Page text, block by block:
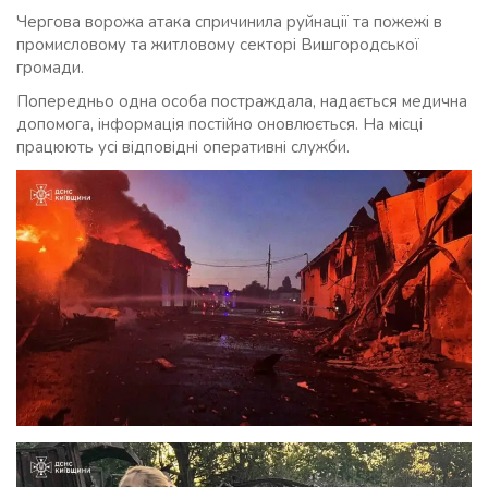
Чергова ворожа атака спричинила руйнації та пожежі в
промисловому та житловому секторі Вишгородської
громади.
Попередньо одна особа постраждала, надається медична
допомога, інформація постійно оновлюється. На місці
працюють усі відповідні оперативні служби.